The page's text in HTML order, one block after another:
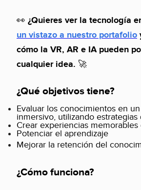
👀 ¿Quieres ver la tecnología
un vistazo a nuestro portafolio
cómo la VR, AR e IA pueden
cualquier idea. 🚀
¿Qué objetivos tiene?
Evaluar los conocimientos en
inmersivo, utilizando estrategias
Crear experiencias
Potenciar el aprendizaje
Mejorar la retención del
¿Cómo funciona?